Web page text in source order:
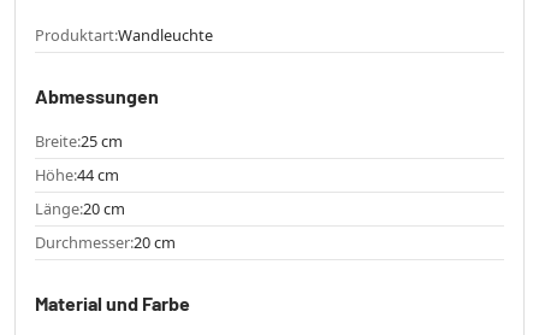
Produktart:Wandleuchte
Abmessungen
Breite:25 cm
Höhe:44 cm
Länge:20 cm
Durchmesser:20 cm
Material und Farbe